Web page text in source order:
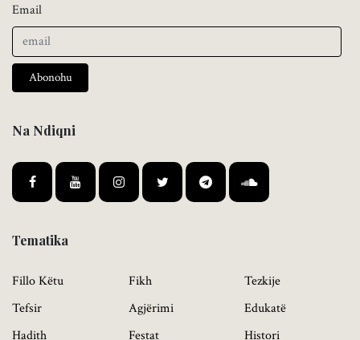
Email
Abonohu
Na Ndiqni
Tematika
Fillo Këtu
Tefsir
Hadith
Fikh
Agjërimi
Festat
Tezkije
Edukatë
Histori